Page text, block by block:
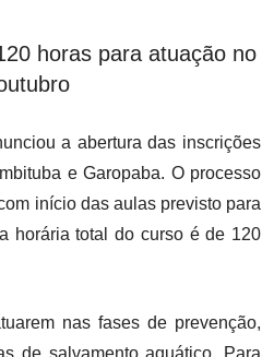
horas para atuação no
a abertura das inscrições
e Garopaba. O processo
início das aulas previsto para
horária total do curso é de 120
nas fases de prevenção,
de salvamento aquático. Para